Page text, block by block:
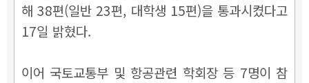
해 38편(일반 23편, 대학생 15편)을 통과시켰다고
17일 밝혔다.
이어 국토교통부 및 항공관련 학회장 등 7명이 참